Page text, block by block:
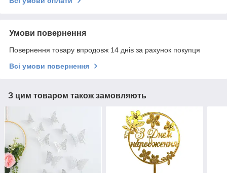
Умови повернення
Повернення товару впродовж 14 днів за рахунок покупця
Всі умови повернення
З цим товаром також замовляють